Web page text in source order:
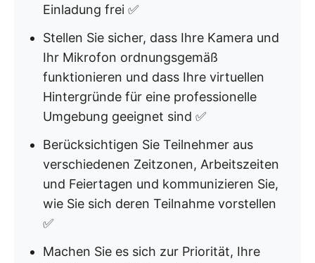
Einladung frei ✅
Stellen Sie sicher, dass Ihre Kamera und
Ihr Mikrofon ordnungsgemäß
funktionieren und dass Ihre virtuellen
Hintergründe für eine professionelle
Umgebung geeignet sind ✅
Berücksichtigen Sie Teilnehmer aus
verschiedenen Zeitzonen, Arbeitszeiten
und Feiertagen und kommunizieren Sie,
wie Sie sich deren Teilnahme vorstellen
✅
Machen Sie es sich zur Priorität, Ihre